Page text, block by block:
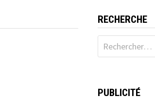
RECHERCHE
Rechercher :
PUBLICITÉ